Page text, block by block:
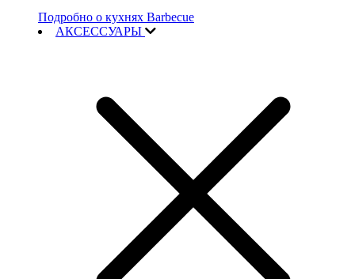
Подробно о кухнях Barbecue
АКСЕССУАРЫ